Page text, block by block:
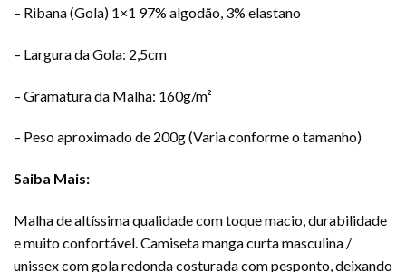
– Ribana (Gola) 1×1 97% algodão, 3% elastano
– Largura da Gola: 2,5cm
– Gramatura da Malha: 160g/m²
– Peso aproximado de 200g (Varia conforme o tamanho)
Saiba Mais:
Malha de altíssima qualidade com toque macio, durabilidade
e muito confortável. Camiseta manga curta masculina /
unissex com gola redonda costurada com pesponto, deixando